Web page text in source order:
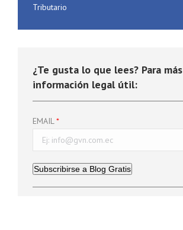
Tributario
¿Te gusta lo que lees? Para más
información legal útil:
EMAIL
Subscribirse a Blog Gratis